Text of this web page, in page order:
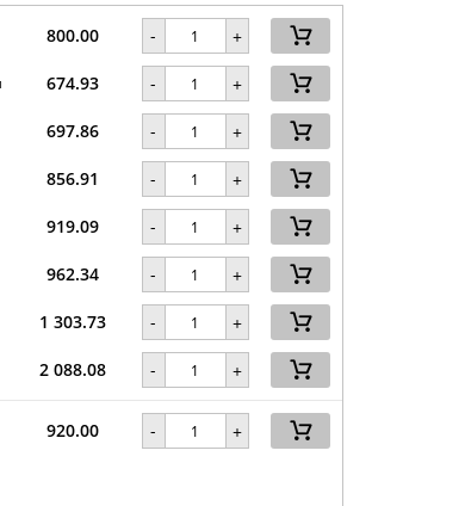
800.00 - +
674.93 - +
697.86 - +
856.91 - +
919.09 - +
962.34 - +
1 303.73 - +
2 088.08 - +
920.00 - +